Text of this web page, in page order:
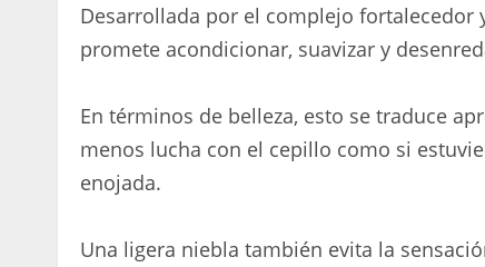
Desarrollada por el complejo fortalecedor
promete acondicionar, suavizar y
En términos de belleza, esto se traduce
menos lucha con el cepillo como si
enojada.
Una ligera niebla también evita la